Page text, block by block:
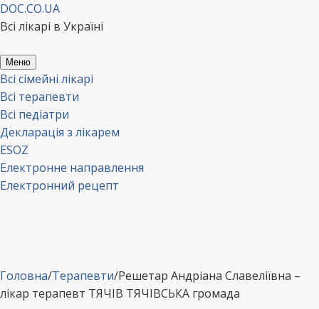
Перейти
до
DOC.CO.UA
Всі лікарі в Україні
Меню
Всі сімейні лікарі
Всі терапевти
Всі педіатри
Декларація з лікарем
ESOZ
Електронне направлення
Електронний рецепт
Головна/Терапевти/Решетар Андріана Славеліївна –
лікар терапевт ТЯЧІВ ТЯЧІВСЬКА громада